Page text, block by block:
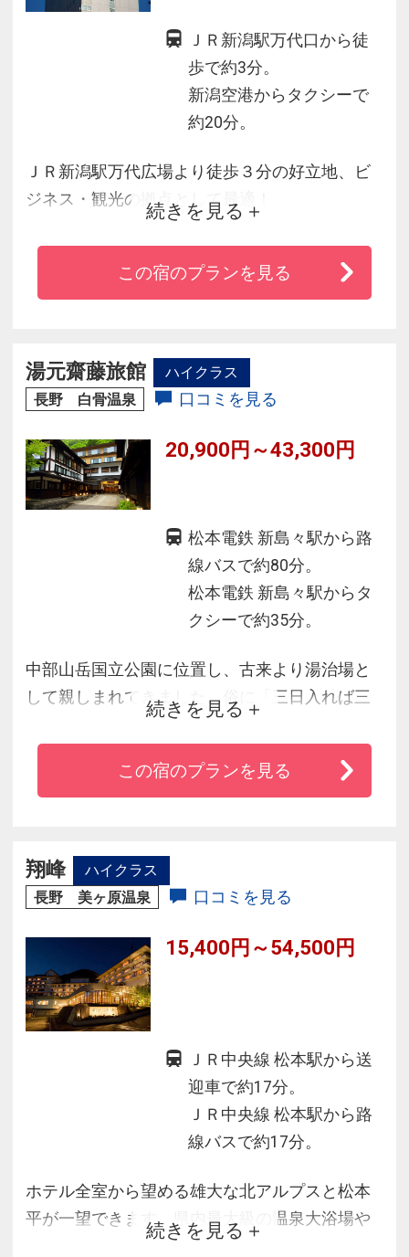
ＪＲ新潟駅万代口から徒
歩で約3分。
新潟空港からタクシーで
約20分。
ＪＲ新潟駅万代広場より徒歩３分の好立地、ビ
ジネス・観光の拠点として最適！
ホテル周辺に郷土料理、居酒屋等多数あり新潟
の味を満喫できます。
「ゆとり」と「くつろぎ」をテーマに、客室は
続きを見る
この宿のプランを見る
湯元齋藤旅館
ハイクラス
長野 白骨温泉
口コミを見る
20,900円～43,300円
松本電鉄 新島々駅から路
線バスで約80分。
松本電鉄 新島々駅からタ
クシーで約35分。
中部山岳国立公園に位置し、古来より湯治場と
して親しまれてきました。俗に「三日入れば三
年風邪をひかない」と云われる程、薬用効果の
ある温泉です。特に入浴と同時に飲泉していた
だきますと胃腸病に良いと云われています。当
州の旬材の旨みと、山海の幸でおもてなしいた
します。
続きを見る
この宿のプランを見る
翔峰
ハイクラス
長野 美ヶ原温泉
口コミを見る
15,400円～54,500円
ＪＲ中央線 松本駅から送
迎車で約17分。
ＪＲ中央線 松本駅から路
線バスで約17分。
ホテル全室から望める雄大な北アルプスと松本
平が一望できます。県内最大級の温泉大浴場や
露天風呂、貸切風呂、ジャグジー、足湯の各種
続きを見る